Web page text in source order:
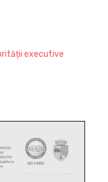
executive